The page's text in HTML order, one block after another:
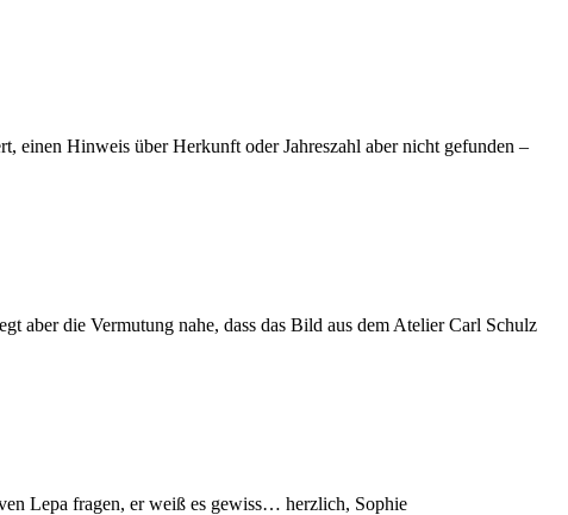
einen Hinweis über Herkunft oder Jahreszahl aber nicht gefunden –
aber die Vermutung nahe, dass das Bild aus dem Atelier Carl Schulz
Lepa fragen, er weiß es gewiss… herzlich, Sophie